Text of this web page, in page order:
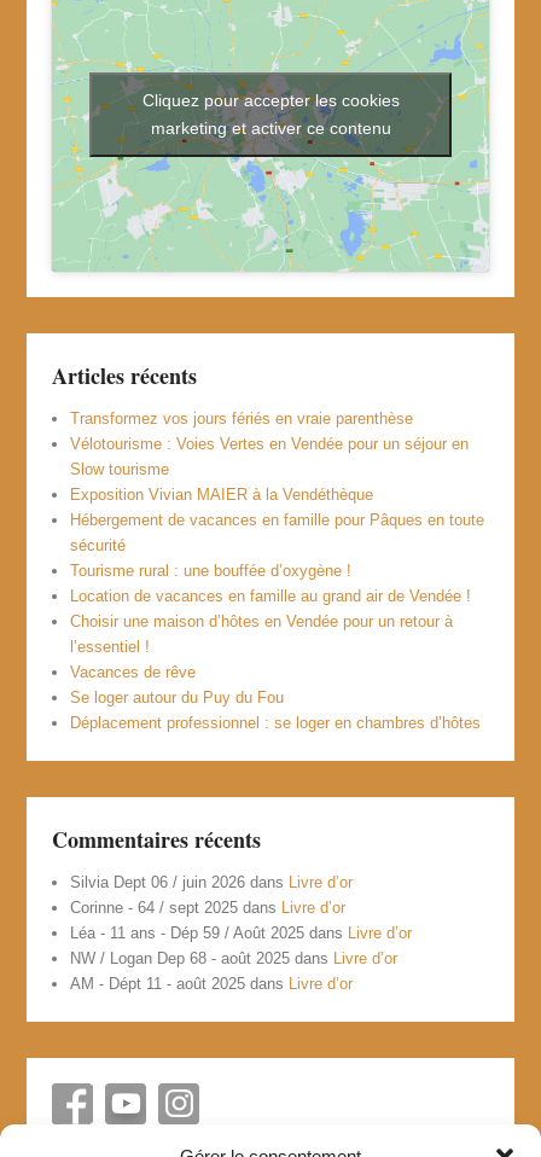
Cliquez pour accepter les cookies
marketing et activer ce contenu
Articles récents
Transformez vos jours fériés en vraie parenthèse
Vélotourisme : Voies Vertes en Vendée pour un séjour en
Slow tourisme
Exposition Vivian MAIER à la Vendéthèque
Hébergement de vacances en famille pour Pâques en toute
sécurité
Tourisme rural : une bouffée d’oxygène !
Location de vacances en famille au grand air de Vendée !
Choisir une maison d’hôtes en Vendée pour un retour à
l’essentiel !
Vacances de rêve
Se loger autour du Puy du Fou
Déplacement professionnel : se loger en chambres d’hôtes
Commentaires récents
Silvia Dept 06 / juin 2026 dans Livre d’or
Corinne - 64 / sept 2025 dans Livre d’or
Léa - 11 ans - Dép 59 / Août 2025 dans Livre d’or
NW / Logan Dep 68 - août 2025 dans Livre d’or
AM - Dépt 11 - août 2025 dans Livre d’or